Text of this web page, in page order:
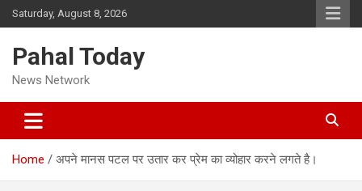
Skip
to
Saturday, August 8, 2026
Pahal Today
News Network
Home अपने मानस पटल पर उतार कर प्रेम का व्योहार करने लगते है।